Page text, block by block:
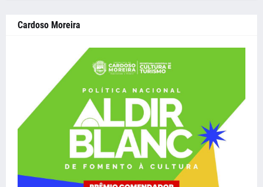
Cardoso Moreira